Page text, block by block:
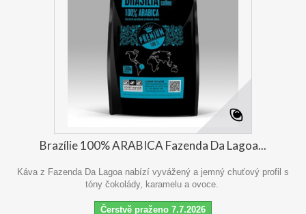
Brazílie 100% ARABICA Fazenda Da Lagoa...
Káva z Fazenda Da Lagoa nabízí vyvážený a jemný chuťový profil s
tóny čokolády, karamelu a ovoce.
Čerstvě praženo 7.7.2026